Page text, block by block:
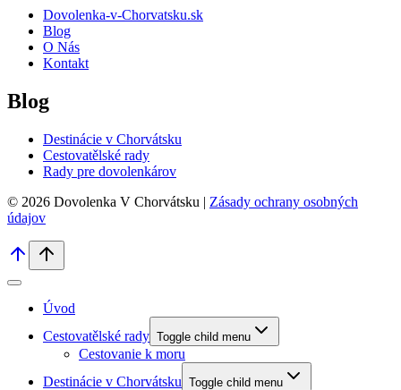
Dovolenka-v-Chorvatsku.sk
Blog
O Nás
Kontakt
Blog
Destinácie v Chorvátsku
Cestovatělské rady
Rady pre dovolenkárov
© 2026 Dovolenka V Chorvátsku | Zásady ochrany osobných
údajov
Úvod
Cestovatělské rady Toggle child menu
Cestovanie k moru
Destinácie v Chorvátsku Toggle child menu